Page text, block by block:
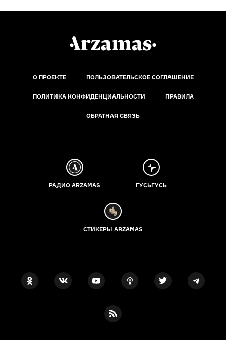
О ПРОЕКТЕ ПОЛЬЗОВАТЕЛЬСКОЕ СОГЛАШЕНИЕ
ПОЛИТИКА КОНФИДЕНЦИАЛЬНОСТИ ПРАВИЛА
ОБРАТНАЯ СВЯЗЬ
РАДИО ARZAMAS ГУСЬГУСЬ
СТИКЕРЫ ARZAMAS